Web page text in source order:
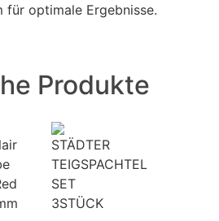
für optimale Ergebnisse.
Produkte